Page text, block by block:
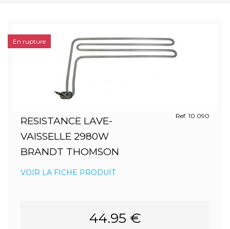
RESISTANCE LAVE-
VAISSELLE 2980W
BRANDT THOMSON
Ref. 10.090
VOIR LA FICHE PRODUIT
44.95 €
En rupture